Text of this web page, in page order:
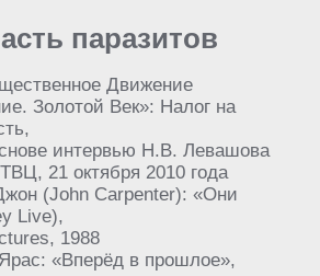
паразитов
Движение
Золотой Век»: Налог на
интервью Н.В. Левашова
21 октября 2010 года
(John Carpenter): «Они
Live),
1988
«Вперёд в прошлое»,